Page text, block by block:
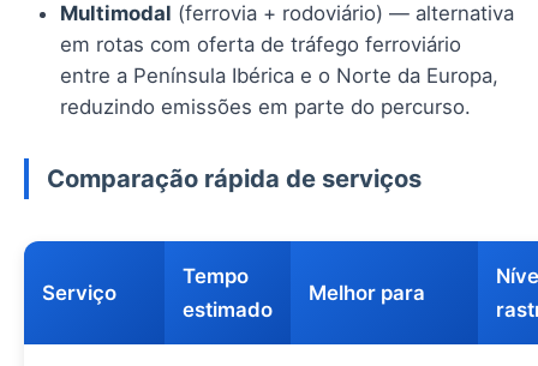
Multimodal (ferrovia + rodoviário) — alternativa
em rotas com oferta de tráfego ferroviário
entre a Península Ibérica e o Norte da Europa,
reduzindo emissões em parte do percurso.
Comparação rápida de serviços
Serviço
Tempo
estimado
Melhor para